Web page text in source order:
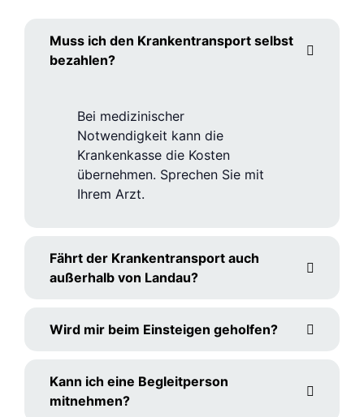
Muss ich den Krankentransport selbst
bezahlen?
Bei medizinischer
Notwendigkeit kann die
Krankenkasse die Kosten
übernehmen. Sprechen Sie mit
Ihrem Arzt.
Fährt der Krankentransport auch
außerhalb von Landau?
Wird mir beim Einsteigen geholfen?
Kann ich eine Begleitperson
mitnehmen?